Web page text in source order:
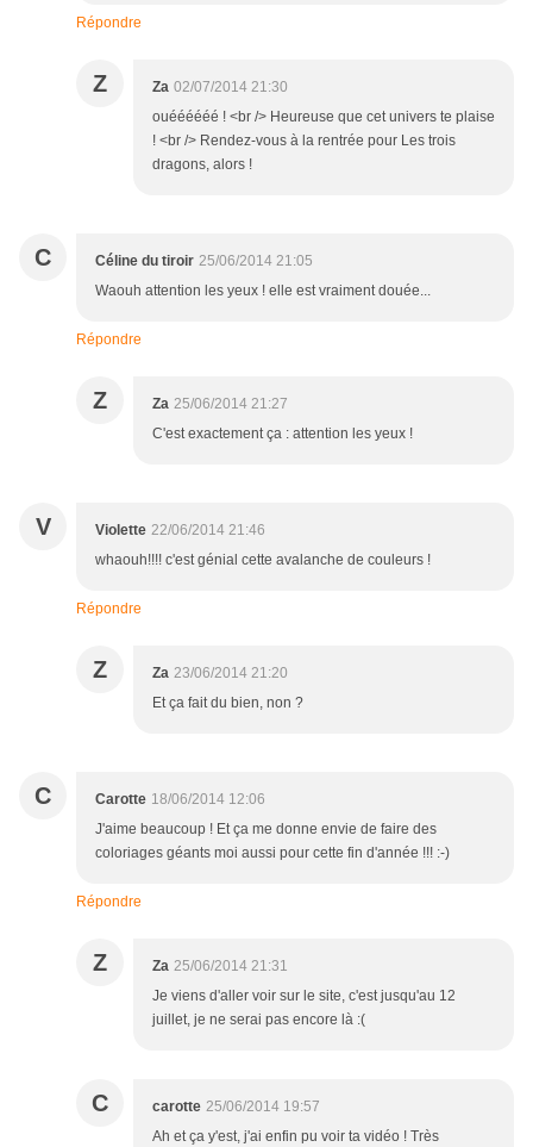
Répondre
Z Za 02/07/2014 21:30
ouéééééé ! <br /> Heureuse que cet univers te plaise
! <br /> Rendez-vous à la rentrée pour Les trois
dragons, alors !
C Céline du tiroir 25/06/2014 21:05
Waouh attention les yeux ! elle est vraiment douée...
Répondre
Z Za 25/06/2014 21:27
C'est exactement ça : attention les yeux !
V Violette 22/06/2014 21:46
whaouh!!!! c'est génial cette avalanche de couleurs !
Répondre
Z Za 23/06/2014 21:20
Et ça fait du bien, non ?
C Carotte 18/06/2014 12:06
J'aime beaucoup ! Et ça me donne envie de faire des
coloriages géants moi aussi pour cette fin d'année !!! :-)
Répondre
Z Za 25/06/2014 21:31
Je viens d'aller voir sur le site, c'est jusqu'au 12
juillet, je ne serai pas encore là :(
C carotte 25/06/2014 19:57
Ah et ça y'est, j'ai enfin pu voir ta vidéo ! Très